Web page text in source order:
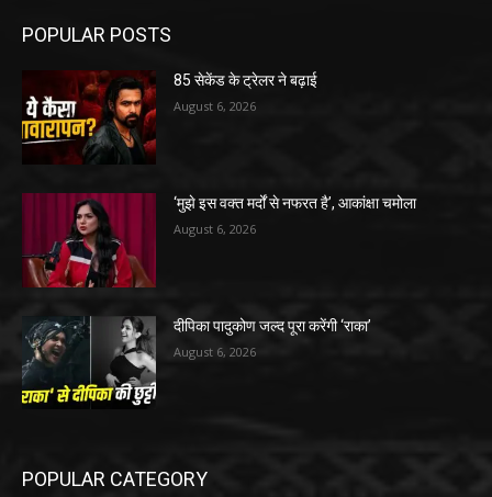
POPULAR POSTS
85 सेकेंड के ट्रेलर ने बढ़ाई
August 6, 2026
‘मुझे इस वक्त मर्दों से नफरत है’, आकांक्षा चमोला
August 6, 2026
दीपिका पादुकोण जल्द पूरा करेंगी ‘राका’
August 6, 2026
POPULAR CATEGORY